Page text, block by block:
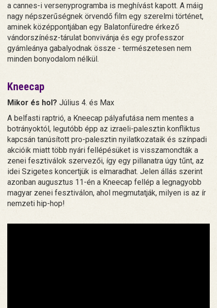
a cannes-i versenyprogramba is meghívást kapott. A máig
nagy népszerűségnek örvendő film egy szerelmi történet,
aminek középpontjában egy Balatonfüredre érkező
vándorszínész-tárulat bonvivánja és egy professzor
gyámleánya gabalyodnak össze - természetesen nem
minden bonyodalom nélkül.
Kneecap
Mikor és hol? Július 4. és Max
A belfasti raptrió, a Kneecap pályafutása nem mentes a
botrányoktól, legutóbb épp az izraeli-palesztin konfliktus
kapcsán tanúsított pro-palesztin nyilatkozataik és színpadi
akcióik miatt több nyári fellépésüket is visszamondták a
zenei fesztiválok szervezői, így egy pillanatra úgy tűnt, az
idei Szigetes koncertjük is elmaradhat. Jelen állás szerint
azonban augusztus 11-én a Kneecap fellép a legnagyobb
magyar zenei fesztiválon, ahol megmutatják, milyen is az ír
nemzeti hip-hop!